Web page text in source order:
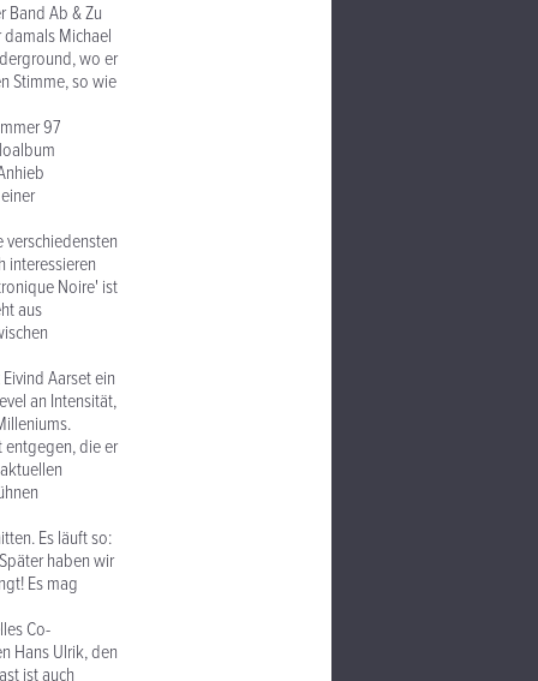
Band Ab & Zu
Michael
wo er
Stimme, so wie
97
interessieren
Noire' ist
aus
Aarset ein
an Intensität,
entgegen, die er
Es läuft so:
haben wir
Es mag
Co-
Hans Ulrik, den